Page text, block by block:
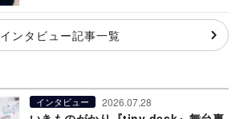
インタビュー記事一覧
インタビュー 2026.07.28